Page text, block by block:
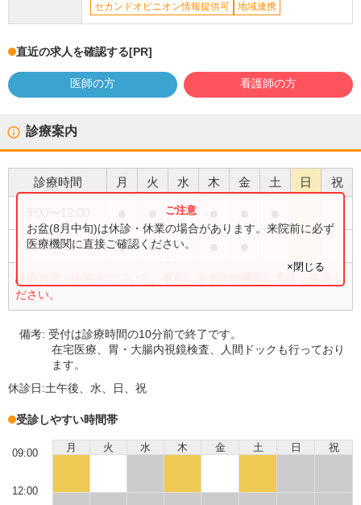
セカンドオピニオン情報提供可
地域連携
直近の求人を確認する[PR]
医師の方 看護師の方
診療案内
診療時間 月 火 水 木 金 土 日 祝
15:00〜18:00 ● ●
診療時間・内容等について、事前に必ず医療機関に直接ご確認く
ださい。
お盆(8月中旬)は休診・休業の場合があります。来院前に必ず
医療機関に直接ご確認ください。
×閉じる
備考:受付は診療時間の10分前で終了です。
在宅医療、胃・大腸内視鏡検査、人間ドックも行っており
ます。
休診日:土午後、水、日、祝
受診しやすい時間帯
月 火 水 木 金 土 日 祝
09:00
12:00